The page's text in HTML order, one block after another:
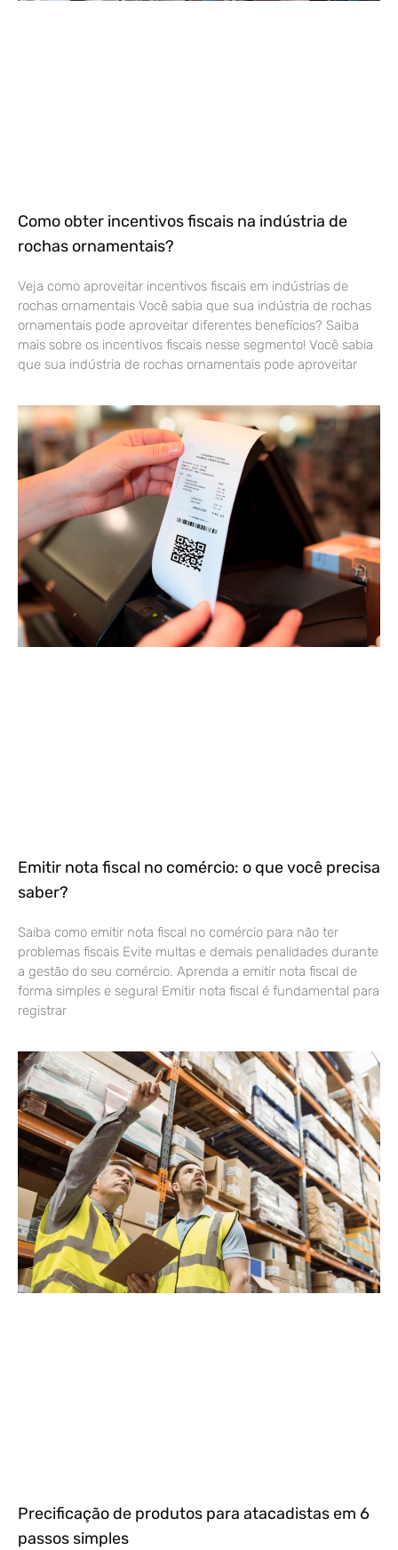
Como obter incentivos fiscais na indústria de
rochas ornamentais?
Veja como aproveitar incentivos fiscais em indústrias de
rochas ornamentais Você sabia que sua indústria de rochas
ornamentais pode aproveitar diferentes benefícios? Saiba
mais sobre os incentivos fiscais nesse segmento! Você sabia
que sua indústria de rochas ornamentais pode aproveitar
Emitir nota fiscal no comércio: o que você precisa
saber?
Saiba como emitir nota fiscal no comércio para não ter
problemas fiscais Evite multas e demais penalidades durante
a gestão do seu comércio. Aprenda a emitir nota fiscal de
forma simples e segura! Emitir nota fiscal é fundamental para
registrar
Precificação de produtos para atacadistas em 6
passos simples